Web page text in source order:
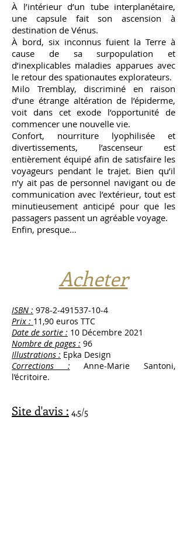
À l’intérieur d’un tube interplanétaire,
une capsule fait son ascension à
destination de Vénus.
À bord, six inconnus fuient la Terre à
cause de sa surpopulation et
d’inexplicables maladies apparues avec
le retour des spationautes explorateurs.
Milo Tremblay, discriminé en raison
d’une étrange altération de l’épiderme,
voit dans cet exode l’opportunité de
commencer une nouvelle vie.
Confort, nourriture lyophilisée et
divertissements, l’ascenseur est
entièrement équipé afin de satisfaire les
voyageurs pendant le trajet. Bien qu’il
n’y ait pas de personnel navigant ou de
communication avec l’extérieur, tout est
minutieusement anticipé pour que les
passagers passent un agréable voyage.
Enfin, presque…
Acheter
ISBN : 978-2-491537-10-4
Prix : 11,90 euros TTC
Date de sortie : 10 Décembre 2021
Nombre de pages : 96
Illustrations : Epka Design
Corrections : Anne-Marie Santoni,
l’écritoire.
Site d'avis : 4,5/5